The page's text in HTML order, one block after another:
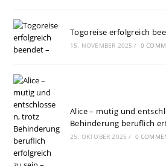
Togoreise erfolgreich
15. NOVEMBER 2025 / 0
Alice – mutig und
Behinderung beruflich
25. OKTOBER 2025 / 0